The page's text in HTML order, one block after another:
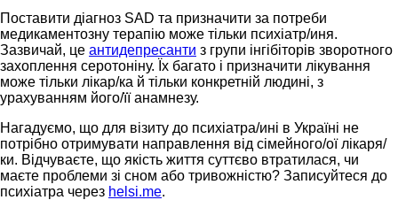
Поставити діагноз SAD та призначити за потреби
медикаментозну терапію може тільки психіатр/иня.
Зазвичай, це антидепресанти з групи інгібіторів зворотного
захоплення серотоніну. Їх багато і призначити лікування
може тільки лікар/ка й тільки конкретній людині, з
урахуванням його/її анамнезу.
Нагадуємо, що для візиту до психіатра/ині в Україні не
потрібно отримувати направлення від сімейного/ої лікаря/
ки. Відчуваєте, що якість життя суттєво втратилася, чи
маєте проблеми зі сном або тривожністю? Записуйтеся до
психіатра через helsi.me.